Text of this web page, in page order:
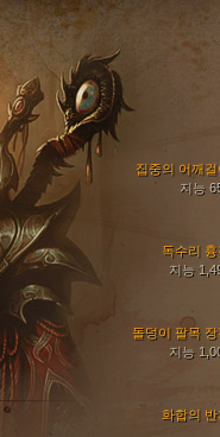
독수리 흉
지능
돌덩이 팔목 장
지능
집중의 어깨걸
지능
화합의 반